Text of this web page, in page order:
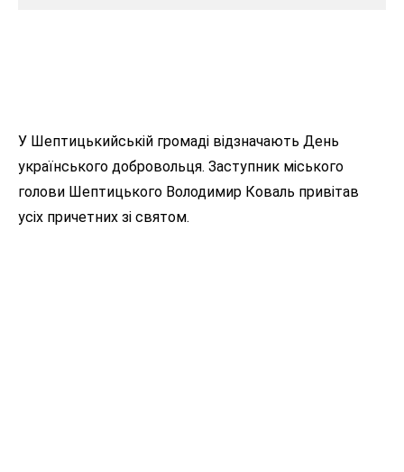
У Шептицькийській громаді відзначають День
українського добровольця. Заступник міського
голови Шептицького Володимир Коваль привітав
усіх причетних зі святом.